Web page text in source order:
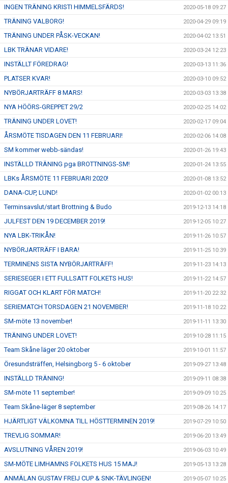
INGEN TRÄNING KRISTI HIMMELSFÄRDS! 2020-05-18 09:27
TRÄNING VALBORG! 2020-04-29 09:19
TRÄNING UNDER PÅSK-VECKAN! 2020-04-02 13:51
LBK TRÄNAR VIDARE! 2020-03-24 12:23
INSTÄLLT FÖREDRAG! 2020-03-13 11:36
PLATSER KVAR! 2020-03-10 09:52
NYBÖRJARTRÄFF 8 MARS! 2020-03-03 13:38
NYA HÖÖRS-GREPPET 29/2 2020-02-25 14:02
TRÄNING UNDER LOVET! 2020-02-17 09:04
ÅRSMÖTE TISDAGEN DEN 11 FEBRUARI! 2020-02-06 14:08
SM kommer webb-sändas! 2020-01-26 19:43
INSTÄLLD TRÄNING pga BROTTNINGS-SM! 2020-01-24 13:55
LBKs ÅRSMÖTE 11 FEBRUARI 2020! 2020-01-08 13:52
DANA-CUP, LUND! 2020-01-02 00:13
Terminsavslut/start Brottning & Budo 2019-12-13 14:18
JULFEST DEN 19 DECEMBER 2019! 2019-12-05 10:27
NYA LBK-TRIKÅN! 2019-11-26 10:57
NYBÖRJARTRÄFF I BARA! 2019-11-25 10:39
TERMINENS SISTA NYBÖRJARTRÄFF! 2019-11-23 14:13
SERIESEGER I ETT FULLSATT FOLKETS HUS! 2019-11-22 14:57
RIGGAT OCH KLART FÖR MATCH! 2019-11-20 22:32
SERIEMATCH TORSDAGEN 21 NOVEMBER! 2019-11-18 10:22
SM-möte 13 november! 2019-11-11 13:30
TRÄNING UNDER LOVET! 2019-10-28 11:15
Team Skåne läger 20 oktober 2019-10-01 11:57
Öresundsträffen, Helsingborg 5 - 6 oktober 2019-09-27 13:48
INSTÄLLD TRÄNING! 2019-09-11 08:38
SM-möte 11 september! 2019-09-09 10:25
Team Skåne-läger 8 september 2019-08-26 14:17
HJÄRTLIGT VÄLKOMNA TILL HÖSTTERMINEN 2019! 2019-07-29 10:50
TREVLIG SOMMAR! 2019-06-20 13:49
AVSLUTNING VÅREN 2019! 2019-06-03 10:49
SM-MÖTE LIMHAMNS FOLKETS HUS 15 MAJ! 2019-05-13 13:28
ANMÄLAN GUSTAV FREIJ CUP & SNK-TÄVLINGEN! 2019-05-07 10:25